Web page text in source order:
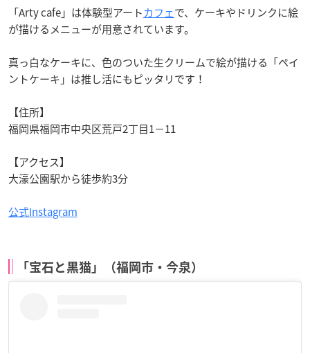
「Arty cafe」は体験型アートカフェで、ケーキやドリンクに絵
が描けるメニューが用意されています。
真っ白なケーキに、色のついた生クリームで絵が描ける「ペイ
ントケーキ」は推し活にもピッタリです！
【住所】
福岡県福岡市中央区荒戸2丁目1−11
【アクセス】
大濠公園駅から徒歩約3分
公式Instagram
「宝石と黒猫」（福岡市・今泉）